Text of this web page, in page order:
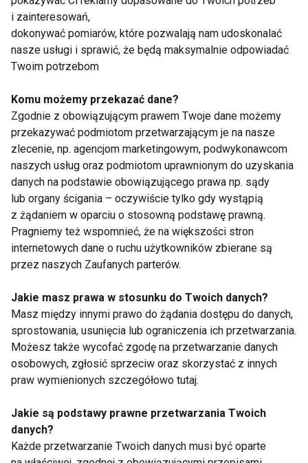
zumbie
czasu
Meryl Streep zumbuje w klubie
fitness
Zumba - Hej górale - na
konwencji FitStyle Winter
Michał Kurpet - zumba to
energia
Kilka słów o zumbie
Zumba zatańczy dla WOŚP!
i zainteresowań,
dokonywać pomiarów, które pozwalają nam udoskonalać
nasze usługi i sprawić, że będą maksymalnie odpowiadać
Twoim potrzebom
Komu możemy przekazać dane?
Zgodnie z obowiązującym prawem Twoje dane możemy
przekazywać podmiotom przetwarzającym je na nasze
zlecenie, np. agencjom marketingowym, podwykonawcom
naszych usług oraz podmiotom uprawnionym do uzyskania
danych na podstawie obowiązującego prawa np. sądy
lub organy ścigania – oczywiście tylko gdy wystąpią
z żądaniem w oparciu o stosowną podstawę prawną.
Pragniemy też wspomnieć, że na większości stron
internetowych dane o ruchu użytkowników zbierane są
przez naszych Zaufanych parterów.
Jakie masz prawa w stosunku do Twoich danych?
Masz między innymi prawo do żądania dostępu do danych,
sprostowania, usunięcia lub ograniczenia ich przetwarzania.
Możesz także wycofać zgodę na przetwarzanie danych
osobowych, zgłosić sprzeciw oraz skorzystać z innych
praw wymienionych szczegółowo tutaj.
Jakie są podstawy prawne przetwarzania Twoich
danych?
Każde przetwarzanie Twoich danych musi być oparte